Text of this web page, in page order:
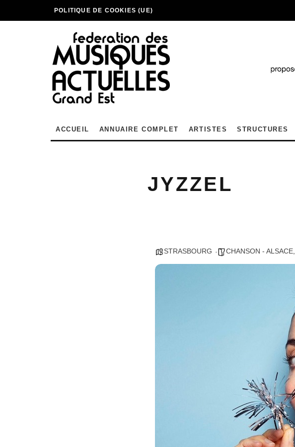
POLITIQUE DE COOKIES (UE)
ACCUEIL ANNUAIRE COMPLET ARTISTES STRUCTURES
JYZZEL
STRASBOURG CHANSON - ALSACE